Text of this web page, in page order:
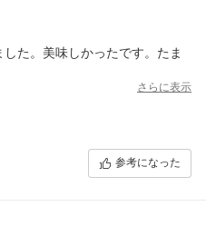
た。美味しかったです。たま
さらに表示
参考になった